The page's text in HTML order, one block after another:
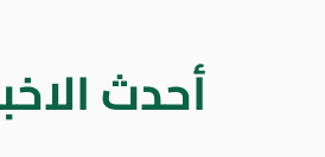
أحدث